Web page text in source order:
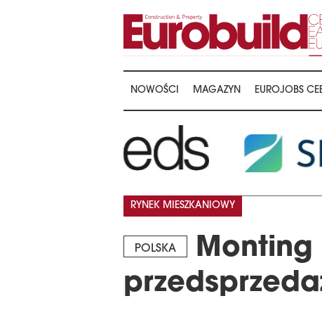
NOWOŚCI MAGAZYN EUROJOBS
POLSKA
Monting
RYNEK MIESZKANIOWY